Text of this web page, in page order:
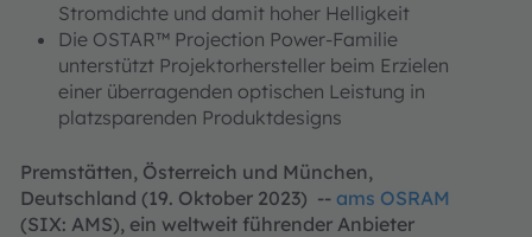
Stromdichte und damit hoher Helligkeit
Die OSTAR™ Projection Power-Familie
unterstützt Projektorhersteller beim Erzielen
einer überragenden optischen Leistung in
platzsparenden Produktdesigns
Premstätten, Österreich und München,
Deutschland (19. Oktober 2023) -- ams OSRAM
(SIX: AMS), ein weltweit führender Anbieter